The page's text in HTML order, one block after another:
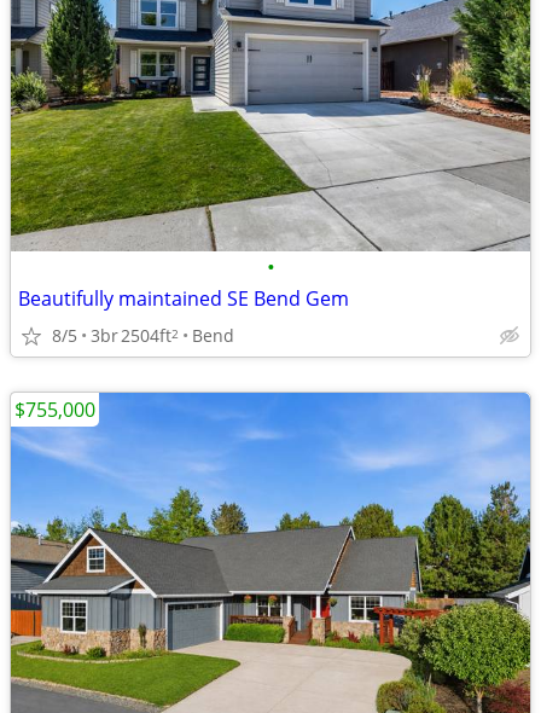
•
Beautifully maintained SE Bend Gem
8/5 3br2504ft2 Bend
$755,000